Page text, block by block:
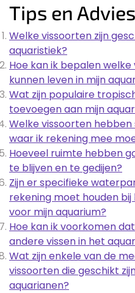
Tips en Advies
Welke vissoorten zijn
aquaristiek?
Hoe kan ik bepalen
kunnen leven in mijn
Wat zijn populaire
toevoegen aan mijn
Welke vissoorten
waar ik rekening mee
Hoeveel ruimte hebben
te blijven en te gedijen?
Zijn er specifieke
rekening moet houden
voor mijn aquarium?
Hoe kan ik voorkomen
andere vissen in het
Wat zijn enkele van de
vissoorten die geschikt
aquarianen?